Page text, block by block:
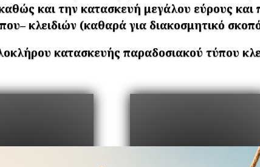
και την κατασκευή μεγάλου εύρους και
κλειδιών (καθαρά για διακοσμητικό
κατασκευής παραδοσιακού τύπου